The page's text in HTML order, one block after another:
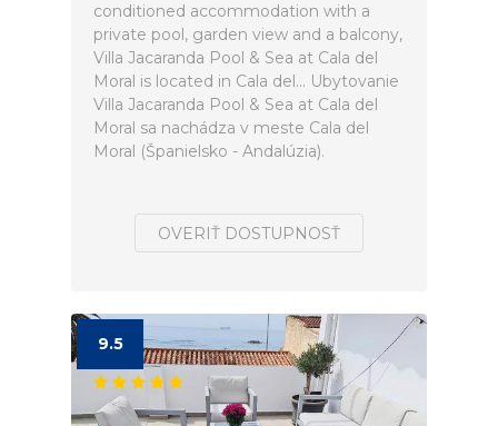
conditioned accommodation with a
private pool, garden view and a balcony,
Villa Jacaranda Pool & Sea at Cala del
Moral is located in Cala del... Ubytovanie
Villa Jacaranda Pool & Sea at Cala del
Moral sa nachádza v meste Cala del
Moral (Španielsko - Andalúzia).
OVERIŤ DOSTUPNOSŤ
9.5